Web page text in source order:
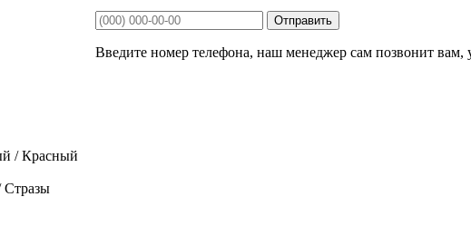
Введите номер телефона, наш менеджер сам позвонит вам,
/ Красный
Стразы